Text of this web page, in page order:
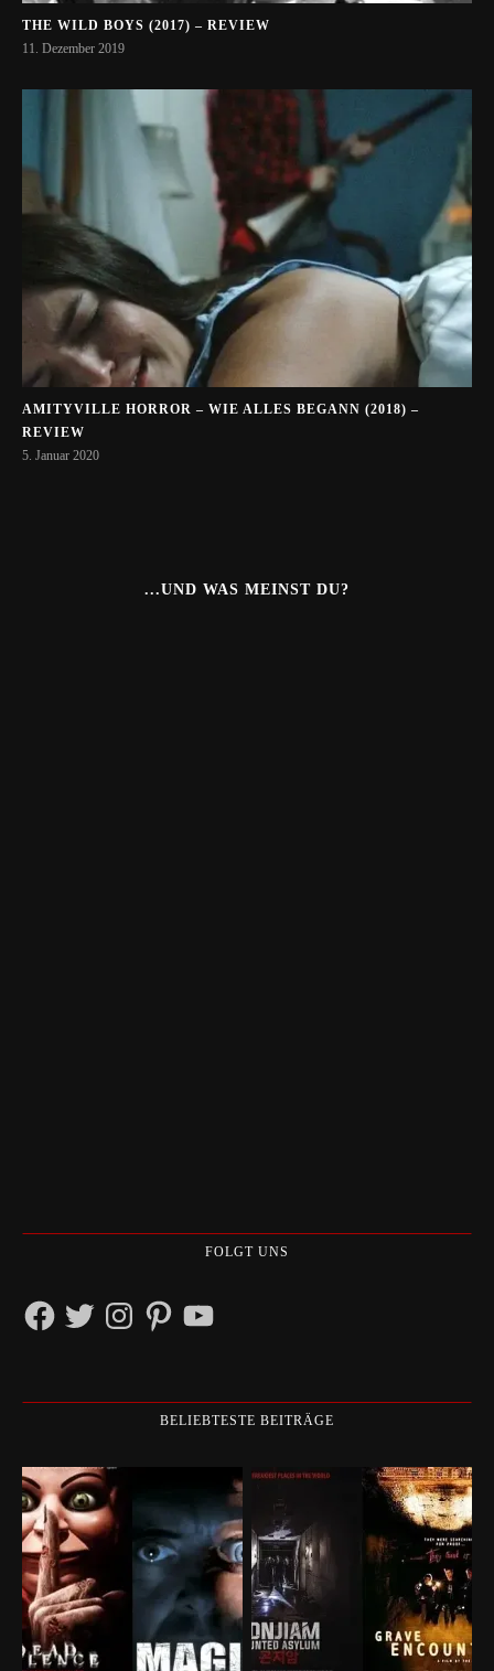
THE WILD BOYS (2017) – REVIEW
11. Dezember 2019
AMITYVILLE HORROR – WIE ALLES BEGANN (2018) –
REVIEW
5. Januar 2020
...UND WAS MEINST DU?
FOLGT UNS
FacebookTwitterInstagramPinterestYouTube
BELIEBTESTE BEITRÄGE